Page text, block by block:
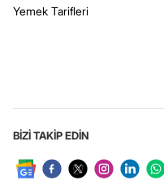
Yemek Tarifleri
BİZİ TAKİP EDİN